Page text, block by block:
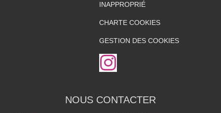
INAPPROPRIÉ
CHARTE COOKIES
GESTION DES COOKIES
NOUS CONTACTER